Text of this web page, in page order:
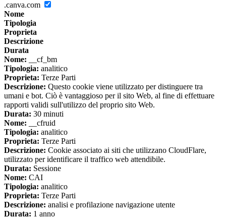
.canva.com
Nome
Tipologia
Proprieta
Descrizione
Durata
Nome: __cf_bm
Tipologia: analitico
Proprieta: Terze Parti
Descrizione: Questo cookie viene utilizzato per distinguere tra
umani e bot. Ciò è vantaggioso per il sito Web, al fine di effettuare
rapporti validi sull'utilizzo del proprio sito Web.
Durata: 30 minuti
Nome: __cfruid
Tipologia: analitico
Proprieta: Terze Parti
Descrizione: Cookie associato ai siti che utilizzano CloudFlare,
utilizzato per identificare il traffico web attendibile.
Durata: Sessione
Nome: CAI
Tipologia: analitico
Proprieta: Terze Parti
Descrizione: analisi e profilazione navigazione utente
Durata: 1 anno